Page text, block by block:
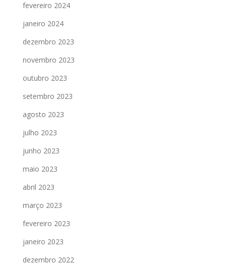
fevereiro 2024
janeiro 2024
dezembro 2023
novembro 2023
outubro 2023
setembro 2023
agosto 2023
julho 2023
junho 2023
maio 2023
abril 2023
março 2023
fevereiro 2023
janeiro 2023
dezembro 2022